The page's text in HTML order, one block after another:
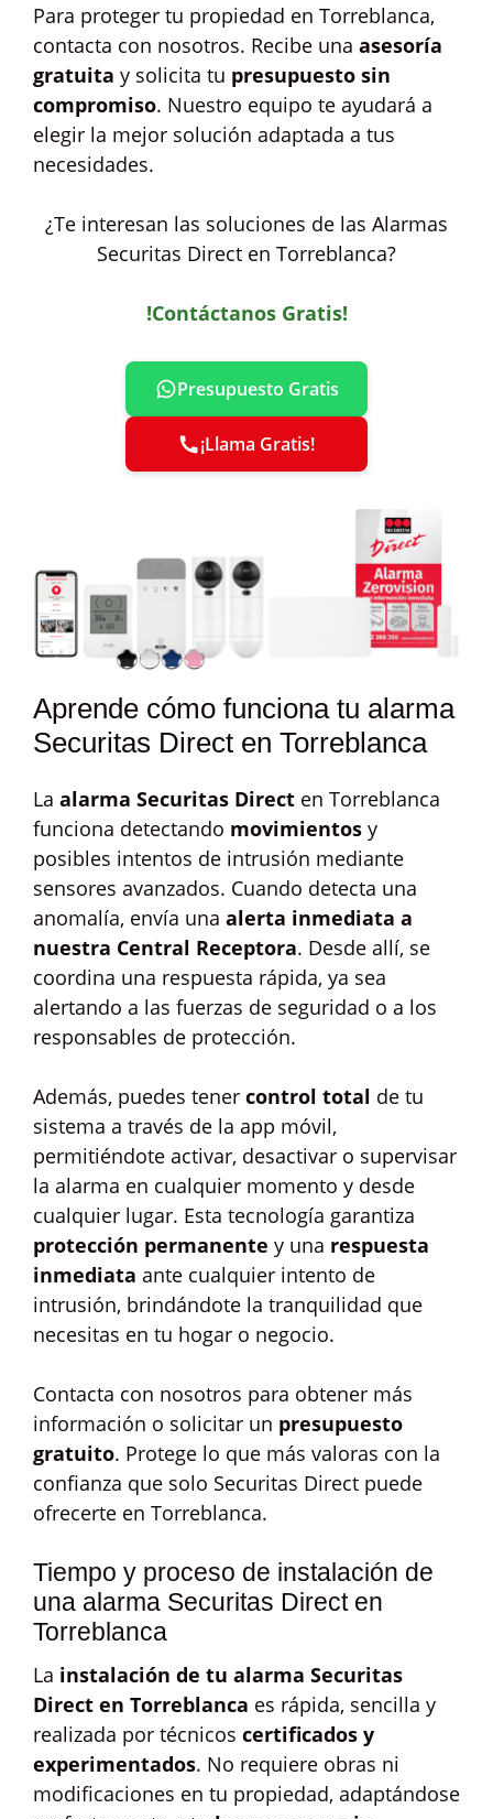
Para proteger tu propiedad en Torreblanca,
contacta con nosotros. Recibe una asesoría
gratuita y solicita tu presupuesto sin
compromiso. Nuestro equipo te ayudará a
elegir la mejor solución adaptada a tus
necesidades.
¿Te interesan las soluciones de las Alarmas
Securitas Direct en Torreblanca?
!Contáctanos Gratis!
Presupuesto Gratis
¡Llama Gratis!
Aprende cómo funciona tu alarma
Securitas Direct en Torreblanca
La alarma Securitas Direct en Torreblanca
funciona detectando movimientos y
posibles intentos de intrusión mediante
sensores avanzados. Cuando detecta una
anomalía, envía una alerta inmediata a
nuestra Central Receptora. Desde allí, se
coordina una respuesta rápida, ya sea
alertando a las fuerzas de seguridad o a los
responsables de protección.
Además, puedes tener control total de tu
sistema a través de la app móvil,
permitiéndote activar, desactivar o supervisar
la alarma en cualquier momento y desde
cualquier lugar. Esta tecnología garantiza
protección permanente y una respuesta
inmediata ante cualquier intento de
intrusión, brindándote la tranquilidad que
necesitas en tu hogar o negocio.
Contacta con nosotros para obtener más
información o solicitar un presupuesto
gratuito. Protege lo que más valoras con la
confianza que solo Securitas Direct puede
ofrecerte en Torreblanca.
Tiempo y proceso de instalación de
una alarma Securitas Direct en
Torreblanca
La instalación de tu alarma Securitas
Direct en Torreblanca es rápida, sencilla y
realizada por técnicos certificados y
experimentados. No requiere obras ni
modificaciones en tu propiedad, adaptándose